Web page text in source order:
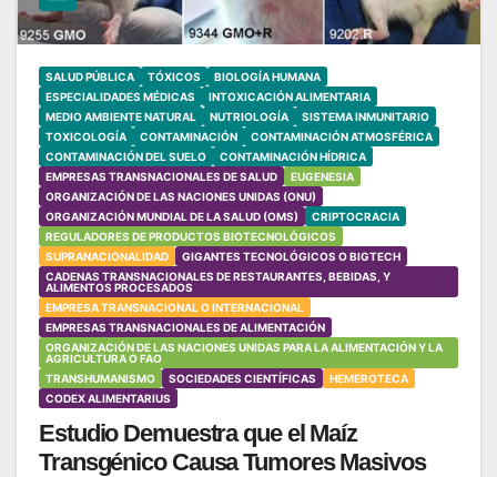
SALUD PÚBLICA TÓXICOS
BIOLOGÍA HUMANA
ESPECIALIDADES MÉDICAS
INTOXICACIÓN ALIMENTARIA
MEDIO AMBIENTE NATURAL
NUTRIOLOGÍA
SISTEMA INMUNITARIO
TOXICOLOGÍA
CONTAMINACIÓN
CONTAMINACIÓN ATMOSFÉRICA
CONTAMINACIÓN DEL SUELO
CONTAMINACIÓN HÍDRICA
EMPRESAS TRANSNACIONALES DE SALUD
EUGENESIA
ORGANIZACIÓN DE LAS NACIONES UNIDAS (ONU)
ORGANIZACIÓN MUNDIAL DE LA SALUD (OMS)
CRIPTOCRACIA
REGULADORES DE PRODUCTOS BIOTECNOLÓGICOS
SUPRANACIONALIDAD
GIGANTES TECNOLÓGICOS O BIGTECH
CADENAS TRANSNACIONALES DE RESTAURANTES, BEBIDAS, Y
ALIMENTOS PROCESADOS
EMPRESA TRANSNACIONAL O INTERNACIONAL
EMPRESAS TRANSNACIONALES DE ALIMENTACIÓN
ORGANIZACIÓN DE LAS NACIONES UNIDAS PARA LA ALIMENTACIÓN Y LA
AGRICULTURA O FAO
TRANSHUMANISMO
SOCIEDADES CIENTÍFICAS
HEMEROTECA
CODEX ALIMENTARIUS
Estudio Demuestra que el Maíz
Transgénico Causa Tumores Masivos